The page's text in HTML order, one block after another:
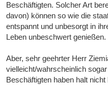
Beschäftigten. Solcher Art
davon) können so wie die
entspannt und unbesorgt in
Leben unbeschwert genießen.
Aber, sehr geehrter Herr
vielleicht/wahrscheinlich
Beschäftigten haben halt